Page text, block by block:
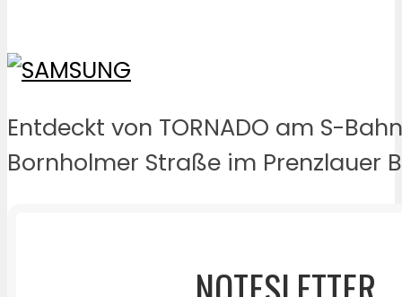
Entdeckt von TORNADO am S-
Bornholmer Straße im Prenzlauer